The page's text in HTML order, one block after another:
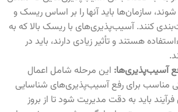
سازمان‌ها باید آنها را بر اساس ریسک و
کنند. آسیب‌پذیری‌های با ریسک بالا که به
هستند و تأثیر زیادی دارند، باید در
.
آسیب‌پذیری‌ها: این مرحله شامل اعمال
مناسب برای رفع آسیب‌پذیری‌های شناسایی
باید به دقت مدیریت شود تا از بروز